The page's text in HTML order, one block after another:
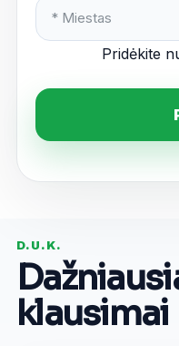
Pridėkite
D.U.K.
klausimai